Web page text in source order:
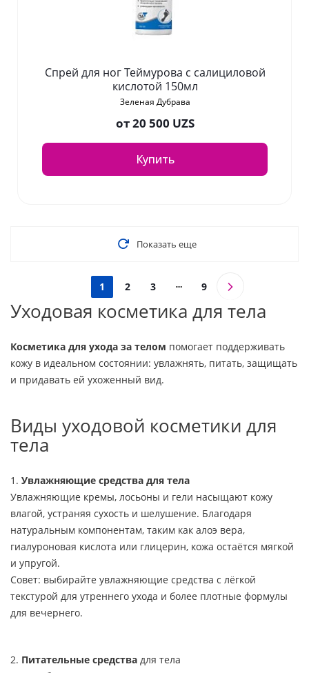
Спрей для ног Теймурова с салициловой
кислотой 150мл
Зеленая Дубрава
от20 500 UZS
Купить
Показать еще
1 2 3 9
Уходовая косметика для тела
Косметика для ухода за телом помогает поддерживать
кожу в идеальном состоянии: увлажнять, питать, защищать
и придавать ей ухоженный вид.
Виды уходовой косметики для
тела
1. Увлажняющие средства для тела
Увлажняющие кремы, лосьоны и гели насыщают кожу
влагой, устраняя сухость и шелушение. Благодаря
натуральным компонентам, таким как алоэ вера,
гиалуроновая кислота или глицерин, кожа остаётся мягкой
и упругой.
Совет: выбирайте увлажняющие средства с лёгкой
текстурой для утреннего ухода и более плотные формулы
для вечернего.
2. Питательные средства для тела